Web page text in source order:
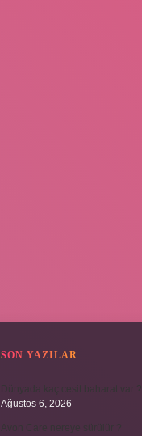
SON YAZILAR
Dünyada kaç cesit baharat var ?
Ağustos 6, 2026
Avon Care nereye sürülür ?